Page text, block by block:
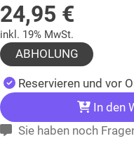
24,95 €
inkl. 19% MwSt.
ABHOLUNG
Reservieren und vor
In den
Sie haben noch